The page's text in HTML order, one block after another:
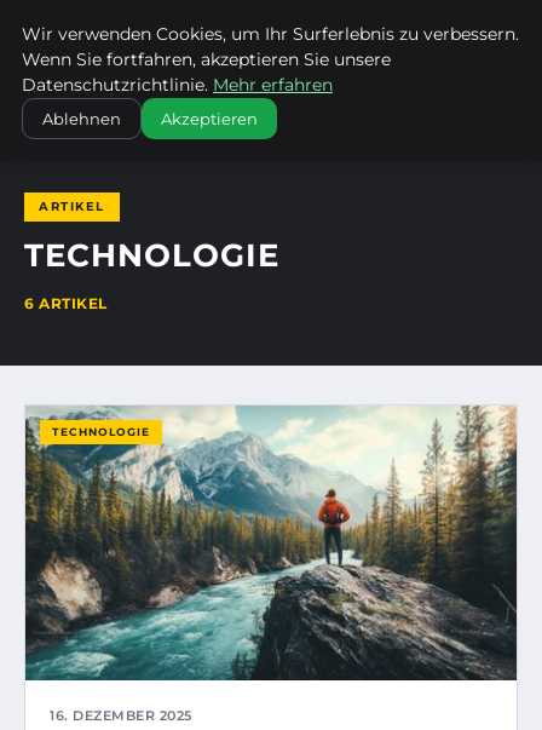
ENTDECKE PFORZHEIM
STARTSEITE TECHNOLOGIE
ARTIKEL
TECHNOLOGIE
6 ARTIKEL
TECHNOLOGIE
16. DEZEMBER 2025
Wir verwenden Cookies, um Ihr Surferlebnis zu verbessern.
Wenn Sie fortfahren, akzeptieren Sie unsere
Datenschutzrichtlinie. Mehr erfahren
Ablehnen Akzeptieren